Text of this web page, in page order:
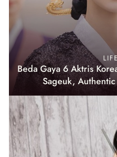
Beda Gaya 6 Aktris
Sageuk,